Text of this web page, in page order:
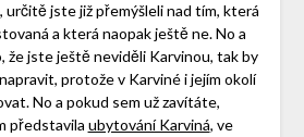
jste již přemýšleli nad tím, která
a která naopak ještě ne. No a
že jste ještě neviděli Karvinou, tak by
protože v Karviné i jejím okolí
No a pokud sem už zavítáte,
představila ubytování Karviná, ve